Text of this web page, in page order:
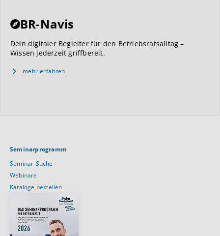
BR-Navis
Dein digitaler Begleiter für den Betriebsratsalltag –
Wissen jederzeit griffbereit.
mehr erfahren
Seminarprogramm
Seminar-Suche
Webinare
Kataloge bestellen